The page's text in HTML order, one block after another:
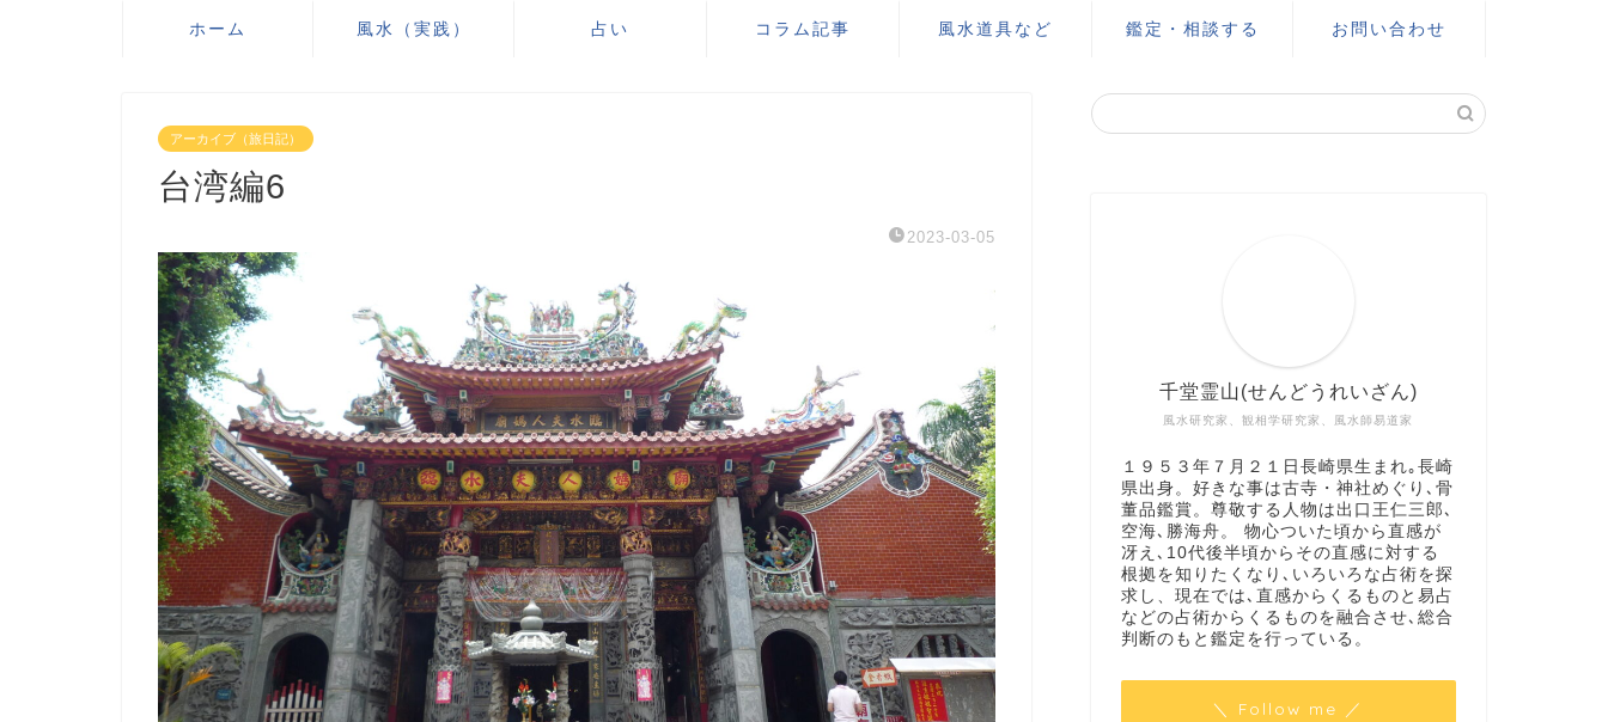
ホーム 風水（実践） 占い コラム記事 風水道具など 鑑定・相談する お問い合わせ
アーカイブ（旅日記）
台湾編6
2023-03-05
風水研究家、観相学研究家、風水師易道家​
千堂霊山(せんどうれいざん)
１９５３年７月２１日長崎県生まれ｡長崎
県出身。好きな事は古寺・神社めぐり､骨
董品鑑賞。尊敬する人物は出口王仁三郎､
空海､勝海舟​。 物心ついた頃から直感が
冴え､10代後半頃からその直感に対する
根拠を知りたくなり､いろいろな占術を探
求し、現在では､直感からくるものと易占
などの占術からくるものを融合させ､総合
判断のもと鑑定を行っている。
＼ Follow me ／